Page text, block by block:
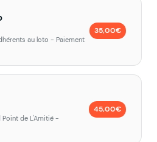
au loto - Paiement
35,00€
Point de L'Amitié -
45,00€